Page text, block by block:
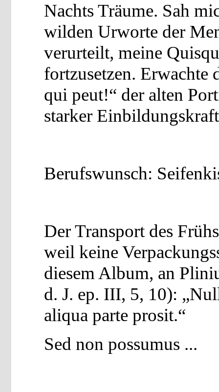
Nachts Träume. Sah
wilden Urworte der
verurteilt, meine
fortzusetzen. Erwachte
qui peut!“ der alten
starker
Berufswunsch:
Der Transport des
weil keine
diesem Album, an
d. J. ep. III, 5, 10):
aliqua parte prosit.“
Sed non possumus ...